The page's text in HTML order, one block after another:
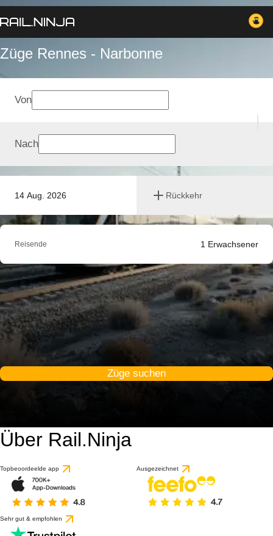
Züge Rennes - Narbonne
14 Aug. 2026 Rückkehr
Von
Nach
Reisende 1 Erwachsener
Züge suchen
Über Rail.Ninja
Topbeoordeelde app Ausgezeichnet
Sehr gut & empfohlen